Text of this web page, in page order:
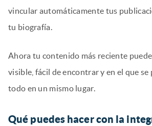
vincular automáticamente tus
tu biografía.
Ahora tu contenido más reciente
visible, fácil de encontrar y en el que se
todo en un mismo lugar.
Qué puedes hacer con la